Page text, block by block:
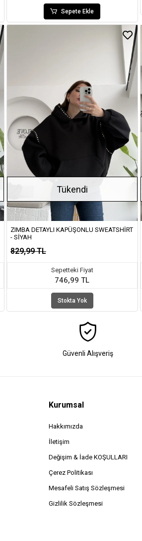
Sepete Ekle
Tükendi
ZIMBA DETAYLI KAPÜŞONLU SWEATSHIRT
- SIYAH
829,99 TL
Sepetteki Fiyat
746,99 TL
Stokta Yok
Güvenli Alışveriş
Kurumsal
Hakkımızda
İletişim
Değişim & İade KOŞULLARI
Çerez Politikası
Mesafeli Satış Sözleşmesi
Gizlilik Sözleşmesi